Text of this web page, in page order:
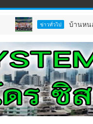
ข่าวทั่วไป บ้านหนองสองห้องจัด